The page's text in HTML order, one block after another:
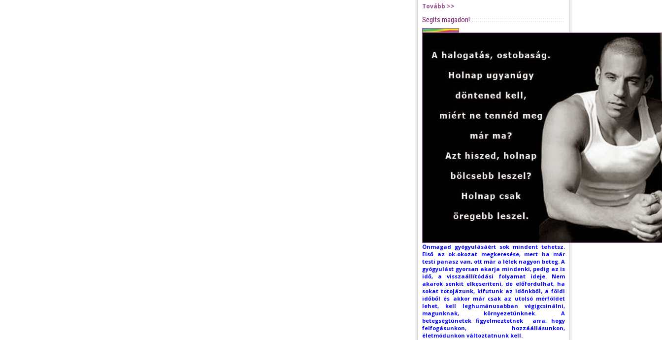
Tovább >>
Segíts magadon!
Önmagad gyógyulásáért sok mindent tehetsz.
Első az ok-okozat megkeresése, mert ha már
testi panasz van, ott már a lélek nagyon beteg. A
gyógyulást gyorsan akarja mindenki, pedig az is
idő, a visszaállítódási folyamat ideje. Nem
akarok senkit elkeseríteni, de előfordulhat, ha
sokat totojázunk, kifutunk az időnkből, a földi
időből és akkor már csak az utolsó mérföldet
lehet, kell leghumánusabban végigcsinálni,
magunknak, környezetünknek. A
betegségtünetek figyelmeztetnek arra, hogy
felfogásunkon, hozzáállásunkon,
életmódunkon változtatnunk kell.